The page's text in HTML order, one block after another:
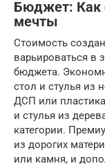
Бюджет: Как
мечты
Стоимость
варьироваться в
бюджета.
стол и стулья из
ДСП или
и стулья из
категории.
из дорогих
или камня, и